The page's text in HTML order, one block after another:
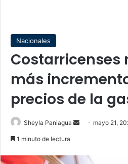
Nacionales
Costarricenses
más
precios de la
Sheyla Paniagua
Send mayo 21,
1 minuto de lectura